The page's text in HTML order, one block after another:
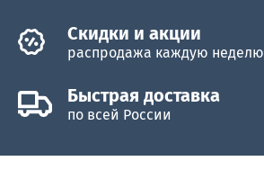
Скидки и акции
распродажа каждую неделю
Быстрая доставка
по всей России